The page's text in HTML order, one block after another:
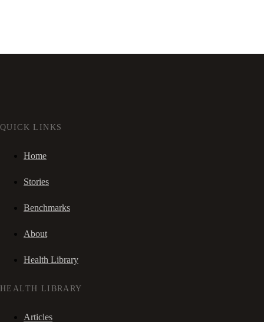
QUICK LINKS
Home
Stories
Benchmarks
About
Health Library
HEALTH LIBRARY
Articles